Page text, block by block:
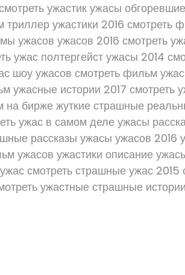
ужастик ужасы
ужастики 2016 смотреть
ужасов ужасов 2016 смотреть
ужас полтергейст ужасы 2014
шоу ужасов смотреть фильм
ужасные истории 2017 смотреть
на бирже жуткие страшные
ужас в самом деле ужасы
рассказы ужасы ужасов 2016
ужасов ужастики описание
смотреть страшные ужас 2015
ужастные страшные